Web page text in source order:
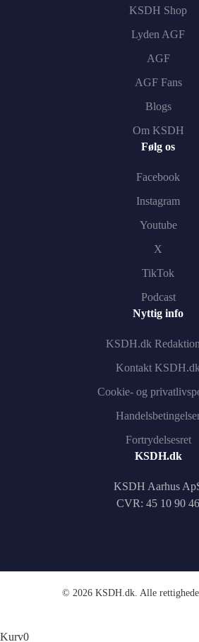
KSDH Shop
Lyden AGF
AGF
AGF Fans
Blogs
Om KSDH
Følg os
Facebook
Instagram
Youtube
X
TikTok
Podcast
Nyttig info
KSDH.dk
Kontakt
Cookie- og
Fortrydelsesret
KSDH.dk
KSDH Aarhus
CVR: 45 10 90 46
© 2026 KSDH.dk. Alle
Kurv0